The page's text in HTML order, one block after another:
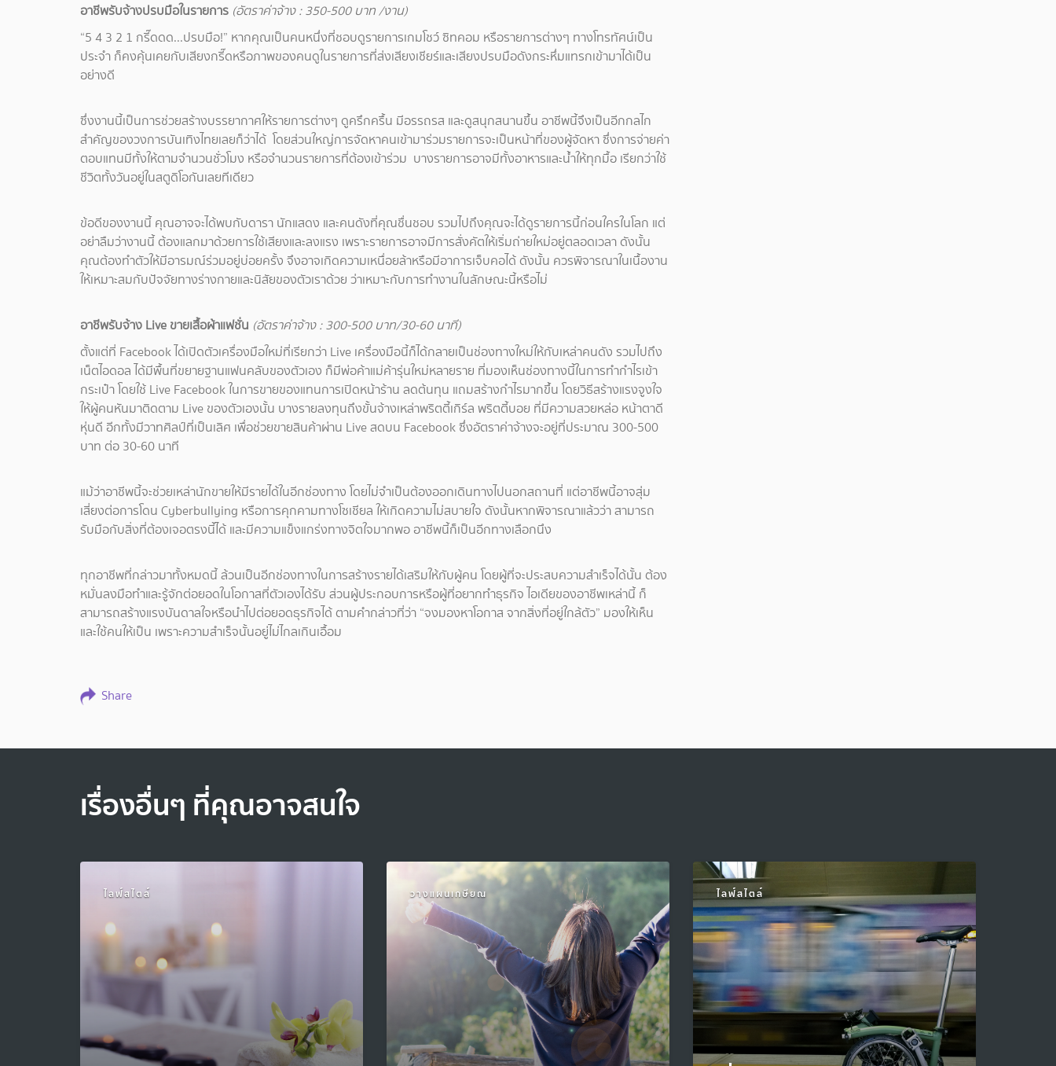
อาชีพรับจ้างปรบมือในรายการ (อัตราค่าจ้าง : 350-500 บาท /งาน)
“5 4 3 2 1 กรี๊ดดด...ปรบมือ!” หากคุณเป็นคนหนึ่งที่ชอบดูรายการเกมโชว์ ซิทคอม หรือรายการต่างๆ ทางโทรทัศน์เป็น
ประจำ ก็คงคุ้นเคยกับเสียงกรี๊ดหรือภาพของคนดูในรายการที่ส่งเสียงเชียร์และเสียงปรบมือดังกระหึ่มแทรกเข้ามาได้เป็น
อย่างดี
ซึ่งงานนี้เป็นการช่วยสร้างบรรยากาศให้รายการต่างๆ ดูครึกครื้น มีอรรถรส และดูสนุกสนานขึ้น อาชีพนี้จึงเป็นอีกกลไก
สำคัญของวงการบันเทิงไทยเลยก็ว่าได้ โดยส่วนใหญ่การจัดหาคนเข้ามาร่วมรายการจะเป็นหน้าที่ของผู้จัดหา ซึ่งการจ่ายค่า
ตอบแทนมีทั้งให้ตามจำนวนชั่วโมง หรือจำนวนรายการที่ต้องเข้าร่วม บางรายการอาจมีทั้งอาหารและน้ำให้ทุกมื้อ เรียกว่าใช้
ชีวิตทั้งวันอยู่ในสตูดิโอกันเลยทีเดียว
ข้อดีของงานนี้ คุณอาจจะได้พบกับดารา นักแสดง และคนดังที่คุณชื่นชอบ รวมไปถึงคุณจะได้ดูรายการนี้ก่อนใครในโลก แต่
อย่าลืมว่างานนี้ ต้องแลกมาด้วยการใช้เสียงและลงแรง เพราะรายการอาจมีการสั่งคัตให้เริ่มถ่ายใหม่อยู่ตลอดเวลา ดังนั้น
คุณต้องทำตัวให้มีอารมณ์ร่วมอยู่บ่อยครั้ง จึงอาจเกิดความเหนื่อยล้าหรือมีอาการเจ็บคอได้ ดังนั้น ควรพิจารณาในเนื้องาน
ให้เหมาะสมกับปัจจัยทางร่างกายและนิสัยของตัวเราด้วย ว่าเหมาะกับการทำงานในลักษณะนี้หรือไม่
อาชีพรับจ้าง Live ขายเสื้อผ้าแฟชั่น (อัตราค่าจ้าง : 300-500 บาท/30-60 นาที)
ตั้งแต่ที่ Facebook ได้เปิดตัวเครื่องมือใหม่ที่เรียกว่า Live เครื่องมือนี้ก็ได้กลายเป็นช่องทางใหม่ให้กับเหล่าคนดัง รวมไปถึง
เน็ตไอดอล ได้มีพื้นที่ขยายฐานแฟนคลับของตัวเอง ก็มีพ่อค้าแม่ค้ารุ่นใหม่หลายราย ที่มองเห็นช่องทางนี้ในการทำกำไรเข้า
กระเป๋า โดยใช้ Live Facebook ในการขายของแทนการเปิดหน้าร้าน ลดต้นทุน แถมสร้างกำไรมากขึ้น โดยวิธีสร้างแรงจูงใจ
ให้ผู้คนหันมาติดตาม Live ของตัวเองนั้น บางรายลงทุนถึงขั้นจ้างเหล่าพริตตี้เกิร์ล พริตตี้บอย ที่มีความสวยหล่อ หน้าตาดี
หุ่นดี อีกทั้งมีวาทศิลป์ที่เป็นเลิศ เพื่อช่วยขายสินค้าผ่าน Live สดบน Facebook ซึ่งอัตราค่าจ้างจะอยู่ที่ประมาณ 300-500
บาท ต่อ 30-60 นาที
แม้ว่าอาชีพนี้จะช่วยเหล่านักขายให้มีรายได้ในอีกช่องทาง โดยไม่จำเป็นต้องออกเดินทางไปนอกสถานที่ แต่อาชีพนี้อาจสุ่ม
เสี่ยงต่อการโดน Cyberbullying หรือการคุกคามทางโซเชียล ให้เกิดความไม่สบายใจ ดังนั้นหากพิจารณาแล้วว่า สามารถ
รับมือกับสิ่งที่ต้องเจอตรงนี้ได้ และมีความแข็งแกร่งทางจิตใจมากพอ อาชีพนี้ก็เป็นอีกทางเลือกนึง
ทุกอาชีพที่กล่าวมาทั้งหมดนี้ ล้วนเป็นอีกช่องทางในการสร้างรายได้เสริมให้กับผู้คน โดยผู้ที่จะประสบความสำเร็จได้นั้น ต้อง
หมั่นลงมือทำและรู้จักต่อยอดในโอกาสที่ตัวเองได้รับ ส่วนผู้ประกอบการหรือผู้ที่อยากทำธุรกิจ ไอเดียของอาชีพเหล่านี้ ก็
สามารถสร้างแรงบันดาลใจหรือนำไปต่อยอดธุรกิจได้ ตามคำกล่าวที่ว่า “จงมองหาโอกาส จากสิ่งที่อยู่ใกล้ตัว” มองให้เห็น
และใช้คนให้เป็น เพราะความสำเร็จนั้นอยู่ไม่ไกลเกินเอื้อม
Share
เรื่องอื่นๆ ที่คุณอาจสนใจ
ไลฟ์สไตล์ วางแผนเกษียณ ไลฟ์สไตล์